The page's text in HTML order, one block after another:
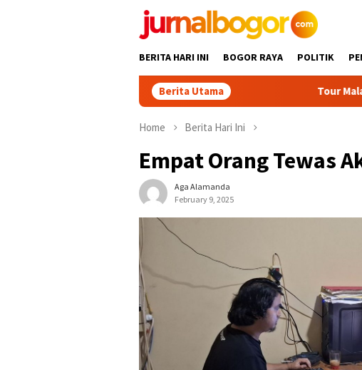
BERITA HARI INI BOGOR RAYA POLITIK
Berita Utama Tour Malasari Jadi
Home Berita Hari Ini
Empat Orang Tewas
Aga Alamanda
February 9, 2025